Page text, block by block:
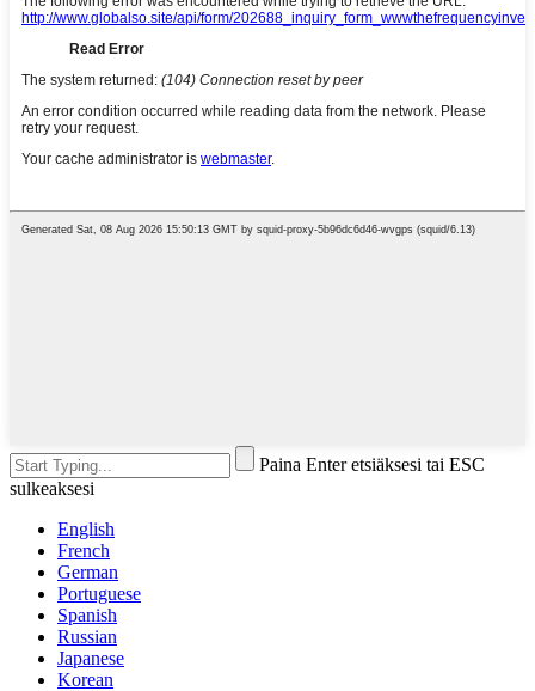
Paina Enter etsiäksesi tai ESC
sulkeaksesi
English
French
German
Portuguese
Spanish
Russian
Japanese
Korean